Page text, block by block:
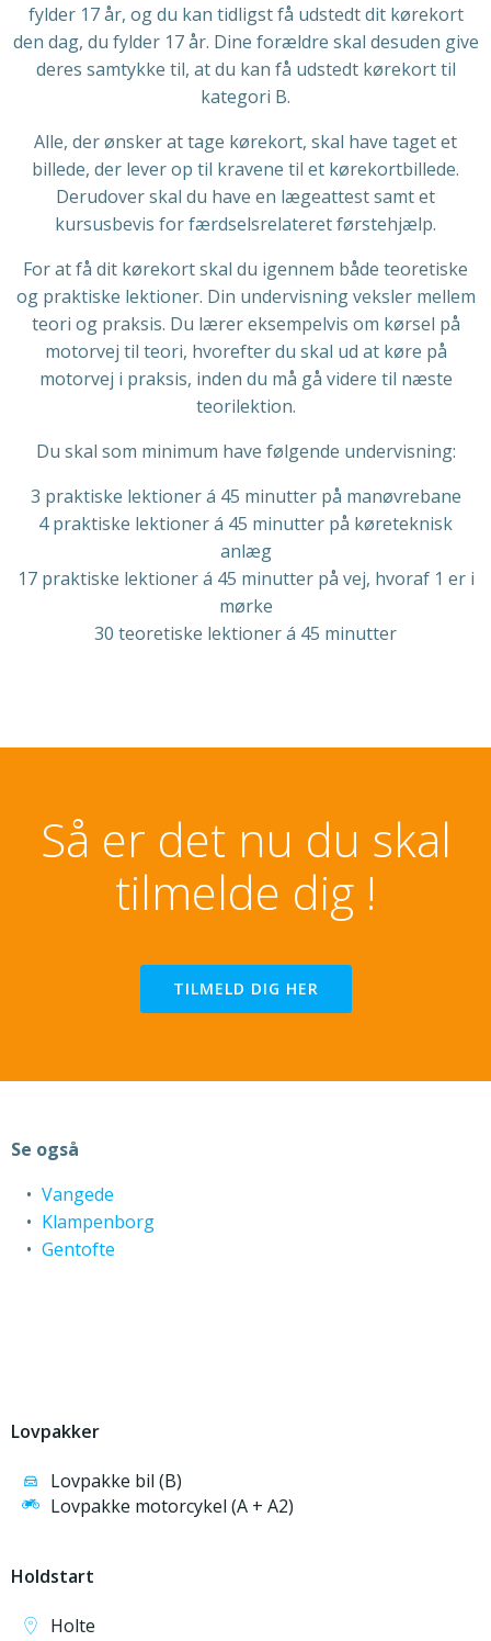
fylder 17 år, og du kan tidligst få udstedt dit kørekort
den dag, du fylder 17 år. Dine forældre skal desuden give
deres samtykke til, at du kan få udstedt kørekort til
kategori B.
Alle, der ønsker at tage kørekort, skal have taget et
billede, der lever op til kravene til et kørekortbillede.
Derudover skal du have en lægeattest samt et
kursusbevis for færdselsrelateret førstehjælp.
For at få dit kørekort skal du igennem både teoretiske
og praktiske lektioner. Din undervisning veksler mellem
teori og praksis. Du lærer eksempelvis om kørsel på
motorvej til teori, hvorefter du skal ud at køre på
motorvej i praksis, inden du må gå videre til næste
teorilektion.
Du skal som minimum have følgende undervisning:
3 praktiske lektioner á 45 minutter på manøvrebane
4 praktiske lektioner á 45 minutter på køreteknisk
anlæg
17 praktiske lektioner á 45 minutter på vej, hvoraf 1 er i
mørke
30 teoretiske lektioner á 45 minutter
Så er det nu du skal
tilmelde dig !
TILMELD DIG HER
Se også
Vangede
Klampenborg
Gentofte
Lovpakker
Lovpakke bil (B)
Lovpakke motorcykel (A + A2)
Holdstart
Holte